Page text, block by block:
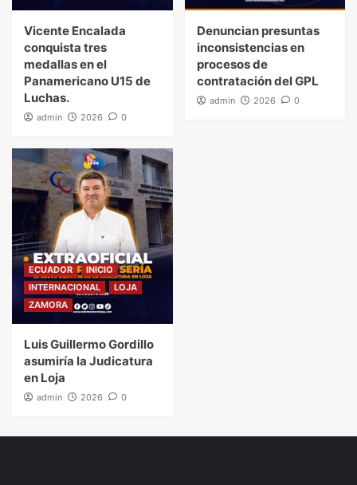
Vicente Encalada
conquista tres
medallas en el
Panamericano U15 de
Luchas.
admin 2026 0
Denuncian presuntas
inconsistencias en
procesos de
contratación del GPL
admin 2026 0
ECUADOR
INICIO
INTERNACIONAL
LOJA
ZAMORA
Luis Guillermo Gordillo
asumiría la Judicatura
en Loja
admin 2026 0